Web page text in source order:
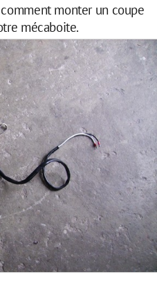
monter un coupe
mécaboite.